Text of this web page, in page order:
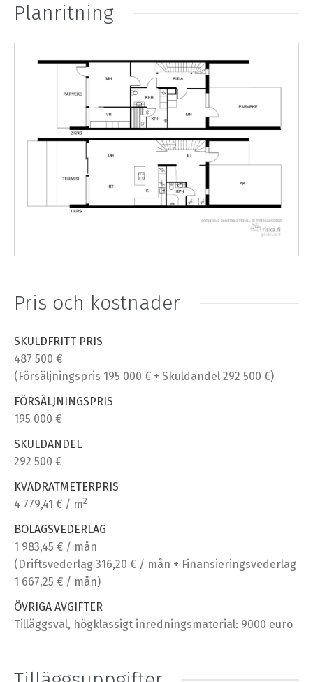
Planritning
Pris och kostnader
SKULDFRITT PRIS
487 500 €
(Försäljningspris 195 000 € + Skuldandel 292 500 €)
FÖRSÄLJNINGSPRIS
195 000 €
SKULDANDEL
292 500 €
KVADRATMETERPRIS
4 779,41 € / m2
BOLAGSVEDERLAG
1 983,45 € / mån
(Driftsvederlag 316,20 € / mån + Finansieringsvederlag
1 667,25 € / mån)
ÖVRIGA AVGIFTER
Tilläggsval, högklassigt inredningsmaterial: 9000 euro